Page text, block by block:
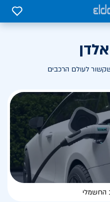
0
לעולם הרכבים
החשמלי